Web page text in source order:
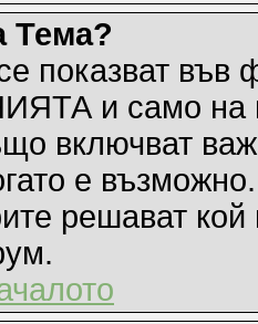
Тема?
показват във
и само на
включват
е
решават